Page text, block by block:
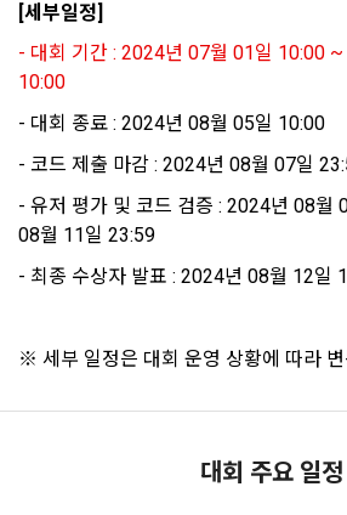
아직 데이콘 계정이 없나요? 회원가입
시 보내시겠습니까?
을 위한 필수 절차입니다. 아래 이메일을
2. "서비스"라 함은 “대회”, “교육”, “인재풀
제공하는 모든 서비스를 말한다. 그 외 "
트를 통해 개인이 등록한 자료를 DB화하
의하고 "회사"와 이용 계약을 체결한 개인
4. “인재회원”이라 함은 “데이콘 인재풀
하여 본인의 개인정보와 프로젝트, 코드 등
는 것에 동의한 “개인회원”을 말한다.
용 의뢰 서비스 등을 이용하기 위해 “회사”
인 또는 법인을 말한다.
6. “해커톤”이라 함은 “회사”가 “사이트”
선정하는 제반 행위를 말한다.
정보주체로서 이용자는 자신의 개인정보
지고 있으며, 이를 어떤 방법과 절차로 행
드립니다. 또한, 법정대리인(부모 등)이
인정보 보호를 위해 어떤 권리를 행사할
개인정보 침해사고가 발생하는 경우, 추
이미 발생한 피해를 복구하기 위해 누구
움을 받을 수 있는지 알려 드립니다.
그 무엇보다도, 개인정보와 관련하여 데
리 및 의무 관계를 규정하여 이용자의 ‘개
2. 개인정보의 수집 및 이용목적
2. 미동의 시 불이익 사항
개인정보보호법 제22조 제5항에 의해 선
는 동의 거부 하시더라도 서비스 이용에 제
단, 할인, 이벤트 및 이용자 맞춤형 상품 추
안내 서비스가 제한됩니다.
3. 서비스 정보 수신 동의 철회
DACON에서 제공하는 마케팅 정보를 원하
[세부일정]
- 대회 기간 : 2024년 07월 01일 10:00
10:00
- 대회 종료 : 2024년 08월 05일 10:00
- 코드 제출 마감 : 2024년 08월 07일
- 유저 평가 및 코드 검증 : 2024년 08월
08월 11일 23:59
- 최종 수상자 발표 : 2024년 08월 12일
※ 세부 일정은 대회 운영 상황에 따라
대회 주요 일정